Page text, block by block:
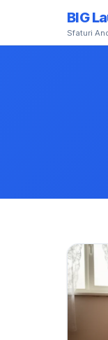
BIG
Sfaturi